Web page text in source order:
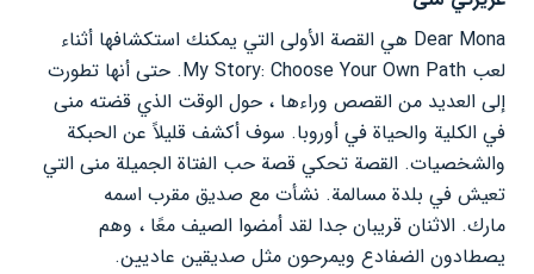
Dear Mona هي القصة الأولى التي يمكنك استكشافها أثناء
لعب My Story: Choose Your Own Path. حتى أنها تطورت
إلى العديد من القصص وراءها ، حول الوقت الذي قضته منى
في الكلية والحياة في أوروبا. سوف أكشف قليلاً عن الحبكة
والشخصيات. القصة تحكي قصة حب الفتاة الجميلة منى التي
تعيش في بلدة مسالمة. نشأت مع صديق مقرب اسمه
مارك. الاثنان قريبان جدا لقد أمضوا الصيف معًا ، وهم
يصطادون الضفادع ويمرحون مثل صديقين عاديين.